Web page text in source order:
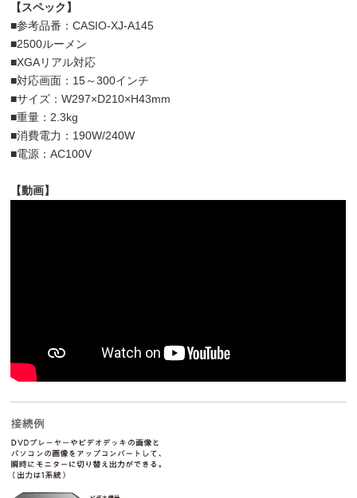
【スペック】
■参考品番：CASIO-XJ-A145
■2500ルーメン
■XGAリアル対応
■対応画面：15～300インチ
■サイズ：W297×D210×H43mm
■重量：2.3kg
■消費電力：190W/240W
■電源：AC100V
【動画】